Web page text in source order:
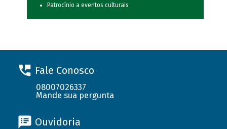
Patrocínio a eventos culturais
Fale Conosco
08007026337
Mande sua pergunta
Ouvidoria